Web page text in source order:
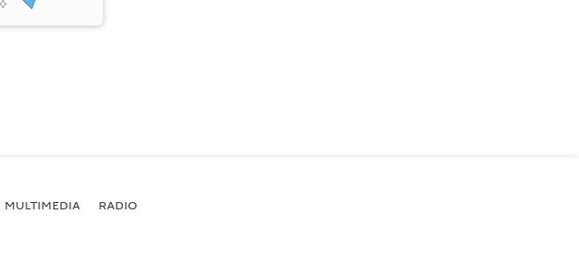
MULTIMEDIA RADIO